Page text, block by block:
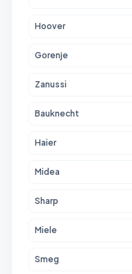
Hoover
Gorenje
Zanussi
Bauknecht
Haier
Midea
Sharp
Miele
Smeg